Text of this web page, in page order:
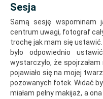
Sesja
Samą sesję wspominam
centrum uwagi, fotograf
trochę jak mam się
było odpowiednio
wystarczyło, że
pojawiało się na mojej
pozowanych fotek. Widać
miałam pełny makijaż, a